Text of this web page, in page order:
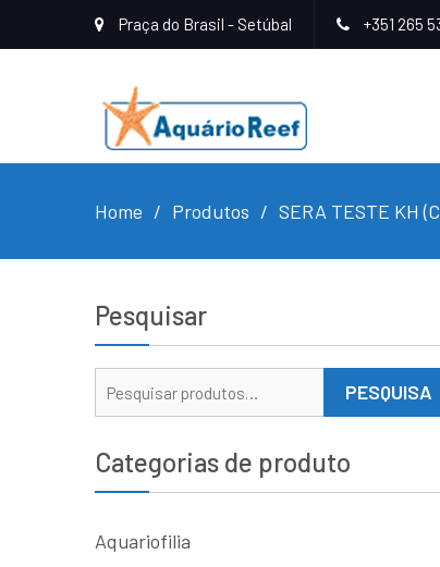
Praça do Brasil - Setúbal +351 265
Home Produtos SERA TESTE KH
Pesquisar
PESQUISA
Categorias de produto
Aquariofilia